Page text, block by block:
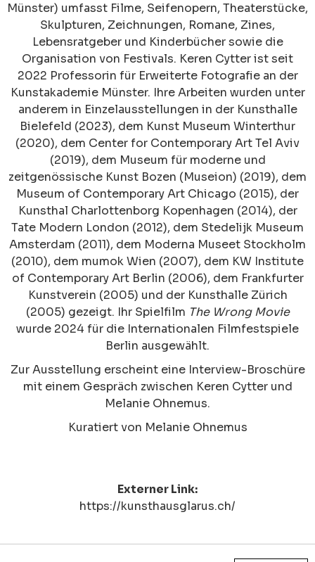
Münster) umfasst Filme, Seifenopern, Theaterstücke,
Skulpturen, Zeichnungen, Romane, Zines,
Lebensratgeber und Kinderbücher sowie die
Organisation von Festivals. Keren Cytter ist seit
2022 Professorin für Erweiterte Fotografie an der
Kunstakademie Münster. Ihre Arbeiten wurden unter
anderem in Einzelausstellungen in der Kunsthalle
Bielefeld (2023), dem Kunst Museum Winterthur
(2020), dem Center for Contemporary Art Tel Aviv
(2019), dem Museum für moderne und
zeitgenössische Kunst Bozen (Museion) (2019), dem
Museum of Contemporary Art Chicago (2015), der
Kunsthal Charlottenborg Kopenhagen (2014), der
Tate Modern London (2012), dem Stedelijk Museum
Amsterdam (2011), dem Moderna Museet Stockholm
(2010), dem mumok Wien (2007), dem KW Institute
of Contemporary Art Berlin (2006), dem Frankfurter
Kunstverein (2005) und der Kunsthalle Zürich
(2005) gezeigt. Ihr Spielfilm The Wrong Movie
wurde 2024 für die Internationalen Filmfestspiele
Berlin ausgewählt.
Zur Ausstellung erscheint eine Interview-Broschüre
mit einem Gespräch zwischen Keren Cytter und
Melanie Ohnemus.
Kuratiert von Melanie Ohnemus
Externer Link:
https://kunsthausglarus.ch/